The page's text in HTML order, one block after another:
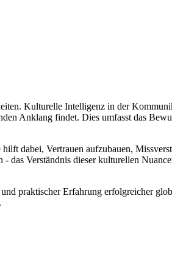
Kulturelle Intelligenz in der
Anklang findet. Dies umfasst das
dabei, Vertrauen aufzubauen,
das Verständnis dieser kulturellen
praktischer Erfahrung erfolgreicher